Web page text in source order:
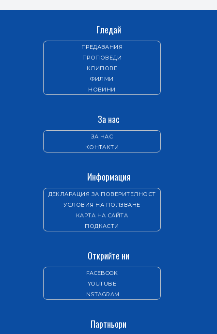
Гледай
ПРЕДАВАНИЯ
ПРОПОВЕДИ
КЛИПОВЕ
ФИЛМИ
НОВИНИ
За нас
ЗА НАС
КОНТАКТИ
Информация
ДЕКЛАРАЦИЯ ЗА ПОВЕРИТЕЛНОСТ
УСЛОВИЯ НА ПОЛЗВАНЕ
КАРТА НА САЙТА
ПОДКАСТИ
Открийте ни
FACEBOOK
YOUTUBE
INSTAGRAM
Партньори